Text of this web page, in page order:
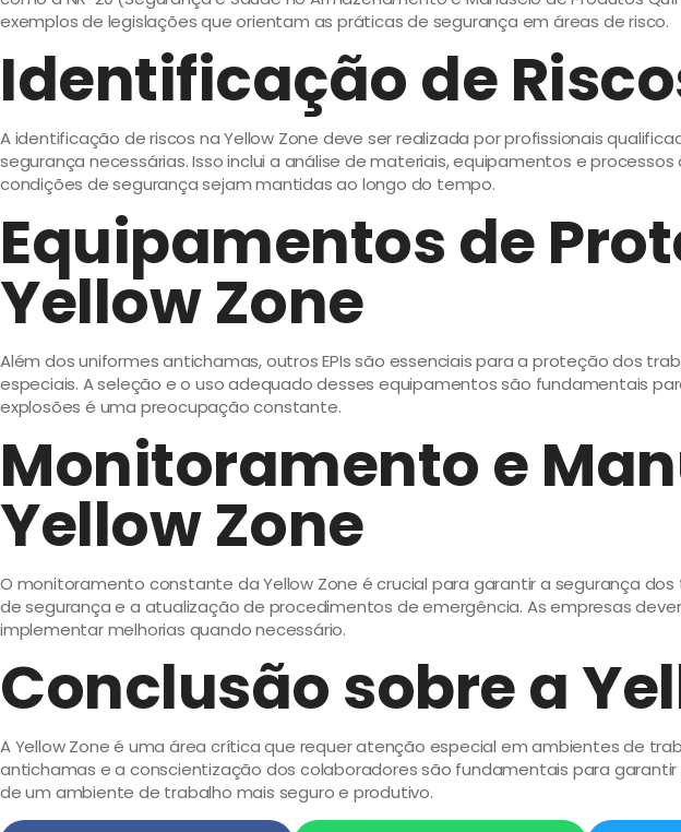
exemplos de legislações que orientam as práticas de segurança em áreas de risco.
Identificação de
A identificação de riscos na Yellow Zone deve ser realizada por profissionais
segurança necessárias. Isso inclui a análise de materiais, equipamentos e
condições de segurança sejam mantidas ao longo do tempo.
Equipamentos de
Yellow Zone
Além dos uniformes antichamas, outros EPIs são essenciais para a proteção dos
especiais. A seleção e o uso adequado desses equipamentos são fundamentais
explosões é uma preocupação constante.
Monitoramento e
Yellow Zone
O monitoramento constante da Yellow Zone é crucial para garantir a segurança
de segurança e a atualização de procedimentos de emergência. As empresas
implementar melhorias quando necessário.
Conclusão sobre a
A Yellow Zone é uma área crítica que requer atenção especial em ambientes de
antichamas e a conscientização dos colaboradores são fundamentais para
de um ambiente de trabalho mais seguro e produtivo.